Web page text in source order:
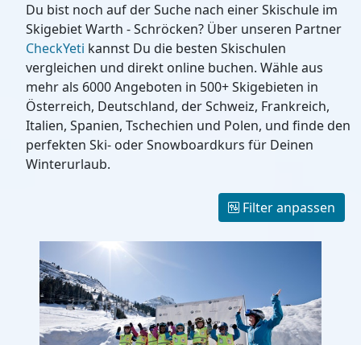
Du bist noch auf der Suche nach einer Skischule im
Skigebiet Warth - Schröcken? Über unseren Partner
CheckYeti kannst Du die besten Skischulen
vergleichen und direkt online buchen. Wähle aus
mehr als 6000 Angeboten in 500+ Skigebieten in
Österreich, Deutschland, der Schweiz, Frankreich,
Italien, Spanien, Tschechien und Polen, und finde den
perfekten Ski- oder Snowboardkurs für Deinen
Winterurlaub.
Filter anpassen